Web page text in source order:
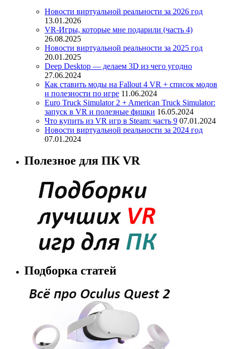
Новости виртуальной реальности за 2026 год
13.01.2026
VR-Игры, которые мне подарили (часть 4)
26.08.2025
Новости виртуальной реальности за 2025 год
20.01.2025
Deep Desktop — делаем 3D из чего угодно
27.06.2024
Как ставить моды на Fallout 4 VR + список модов
и полезности по игре 11.06.2024
Euro Truck Simulator 2 + American Truck Simulator:
запуск в VR и полезные фишки 16.05.2024
Что купить из VR игр в Steam: часть 9 07.01.2024
Новости виртуальной реальности за 2024 год
07.01.2024
Полезное для ПК VR
Подборка статей